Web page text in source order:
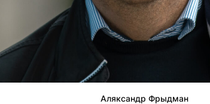
Аляксандр Фрыдман